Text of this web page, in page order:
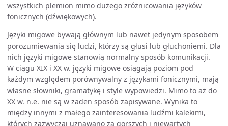
wszystkich plemion mimo dużego zróżnicowania języków
fonicznych (dźwiękowych).
Języki migowe bywają głównym lub nawet jedynym sposobem
porozumiewania się ludzi, którzy są głusi lub głuchoniemi. Dla
nich języki migowe stanowią normalny sposób komunikacji.
W ciągu XIX i XX w. języki migowe osiągają poziom pod
każdym względem porównywalny z językami fonicznymi, mają
własne słowniki, gramatykę i style wypowiedzi. Mimo to aż do
XX w. n.e. nie są w żaden sposób zapisywane. Wynika to
między innymi z małego zainteresowania ludźmi kalekimi,
których zazwyczaj uznawano za gorszych i niewartych